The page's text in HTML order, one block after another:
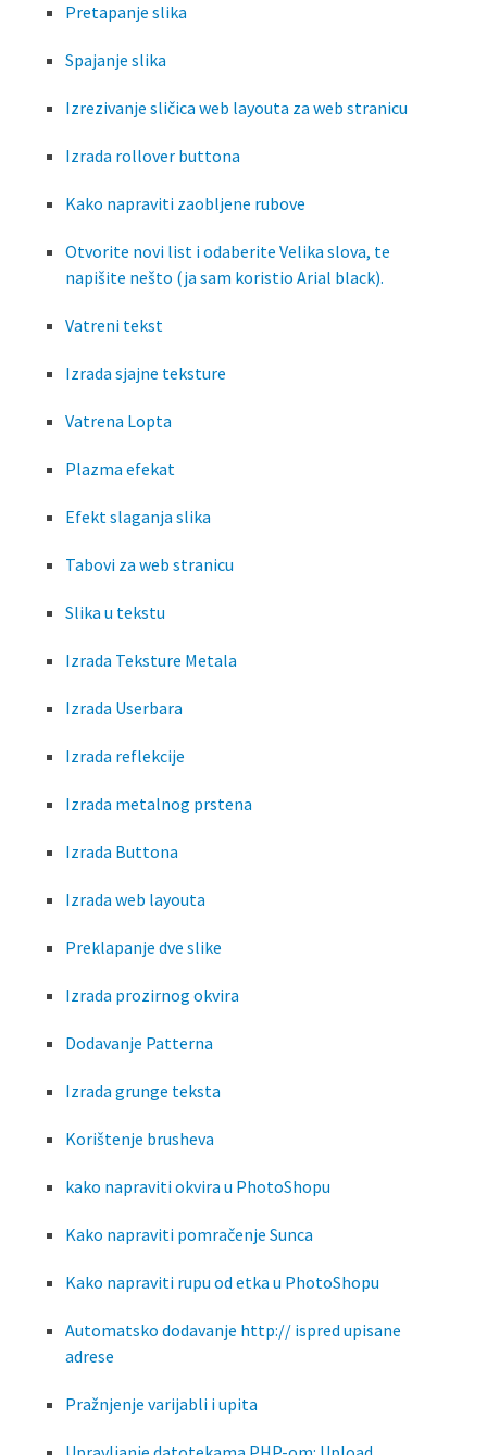
Pretapanje slika
Spajanje slika
Izrezivanje sličica web layouta za web stranicu
Izrada rollover buttona
Kako napraviti zaobljene rubove
Otvorite novi list i odaberite Velika slova, te
napišite nešto (ja sam koristio Arial black).
Vatreni tekst
Izrada sjajne teksture
Vatrena Lopta
Plazma efekat
Efekt slaganja slika
Tabovi za web stranicu
Slika u tekstu
Izrada Teksture Metala
Izrada Userbara
Izrada reflekcije
Izrada metalnog prstena
Izrada Buttona
Izrada web layouta
Preklapanje dve slike
Izrada prozirnog okvira
Dodavanje Patterna
Izrada grunge teksta
Korištenje brusheva
kako napraviti okvira u PhotoShopu
Kako napraviti pomračenje Sunca
Kako napraviti rupu od etka u PhotoShopu
Automatsko dodavanje http:// ispred upisane
adrese
Pražnjenje varijabli i upita